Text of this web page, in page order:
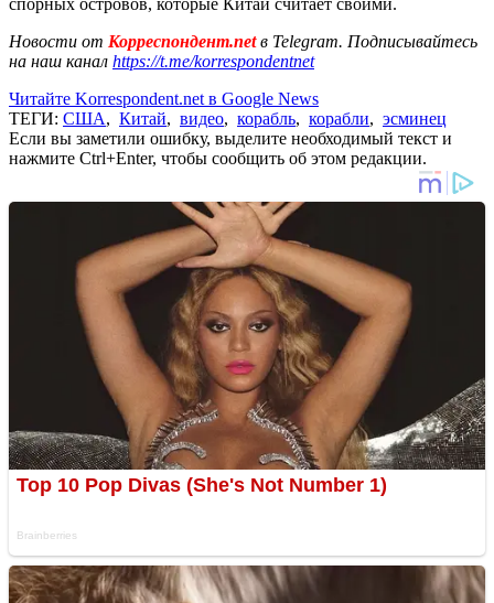
Новости от Корреспондент.netв Telegram. Подписывайтесь
на наш канал https://t.me/korrespondentnet
Читайте Korrespondent.net в Google News
ТЕГИ: США, Китай, видео, корабль, корабли, эсминец
Если вы заметили ошибку, выделите необходимый текст и
нажмите Ctrl+Enter, чтобы сообщить об этом редакции.